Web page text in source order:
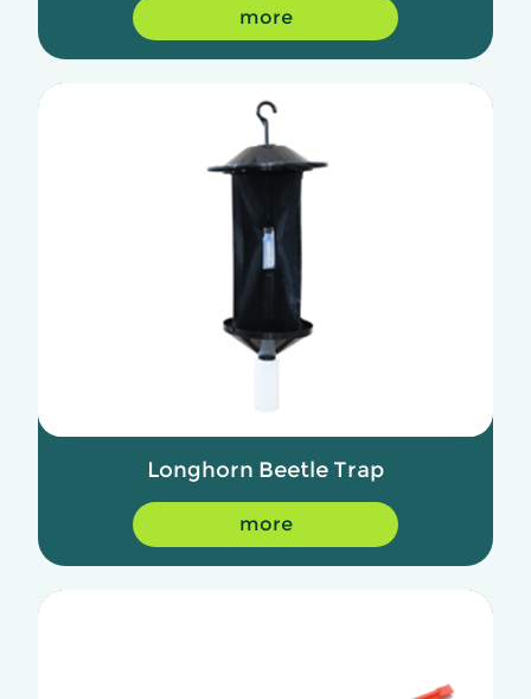
more
Longhorn Beetle Trap
more